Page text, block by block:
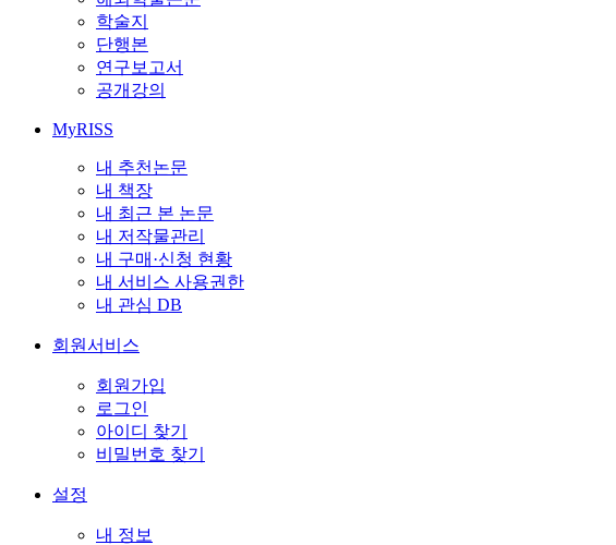
학술지
단행본
연구보고서
공개강의
MyRISS
내 추천논문
내 책장
내 최근 본 논문
내 저작물관리
내 구매·신청 현황
내 서비스 사용권한
내 관심 DB
회원서비스
회원가입
로그인
아이디 찾기
비밀번호 찾기
설정
내 정보